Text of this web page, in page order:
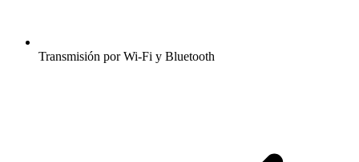
Transmisión por Wi-Fi y Bluetooth